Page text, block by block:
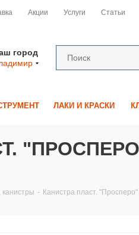
Акции Услуги Статьи
город
ЛАКИ И КРАСКИ
канистры - Канистра пласт.